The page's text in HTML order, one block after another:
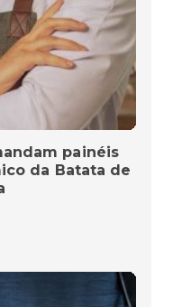
painéis
da Batata de